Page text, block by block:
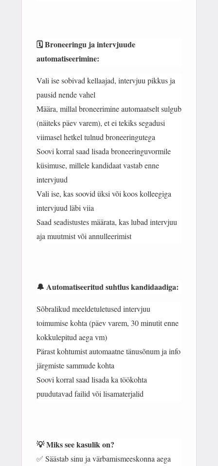
🗓 Broneeringu ja intervjuude
automatiseerimine:
Vali ise sobivad kellaajad, intervjuu pikkus ja
pausid nende vahel
Määra, millal broneerimine automaatselt sulgub
(näiteks päev varem), et ei tekiks segadusi
viimasel hetkel tulnud broneeringutega
Soovi korral saad lisada broneeringuvormile
küsimuse, millele kandidaat vastab enne
intervjuud
Vali ise, kas soovid üksi või koos kolleegiga
intervjuud läbi viia
Saad seadistustes määrata, kas lubad intervjuu
aja muutmist või annulleerimist
🔔 Automatiseeritud suhtlus kandidaadiga:
Sõbralikud meeldetuletused intervjuu
toimumise kohta (päev varem, 30 minutit enne
kokkulepitud aega vm)
Pärast kohtumist automaatne tänusõnum ja info
järgmiste sammude kohta
Soovi korral saad lisada ka töökohta
puudutavad failid või lisamaterjalid
💡 Miks see kasulik on?
✅ Säästab sinu ja värbamismeeskonna aega